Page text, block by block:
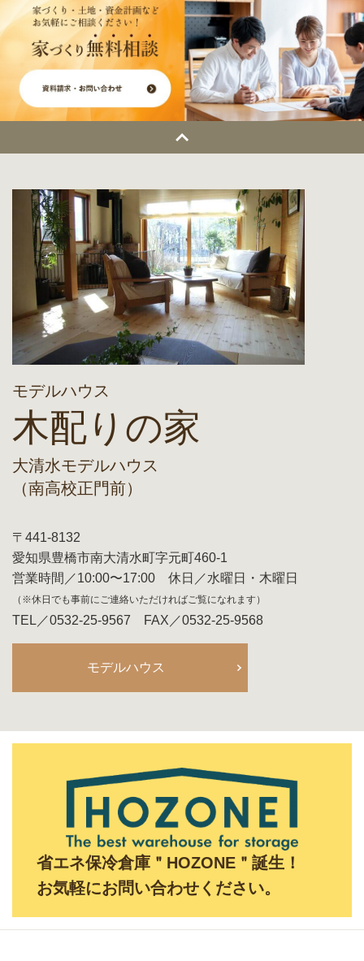
モデルハウス
木配りの家
大清水モデルハウス
（南高校正門前）
〒441-8132
愛知県豊橋市南大清水町字元町460-1
営業時間／10:00〜17:00 休日／水曜日・木曜日
（※休日でも事前にご連絡いただければご覧になれます）
TEL／0532-25-9567 FAX／0532-25-9568
モデルハウス
省エネ保冷倉庫＂HOZONE＂誕生！
お気軽にお問い合わせください。